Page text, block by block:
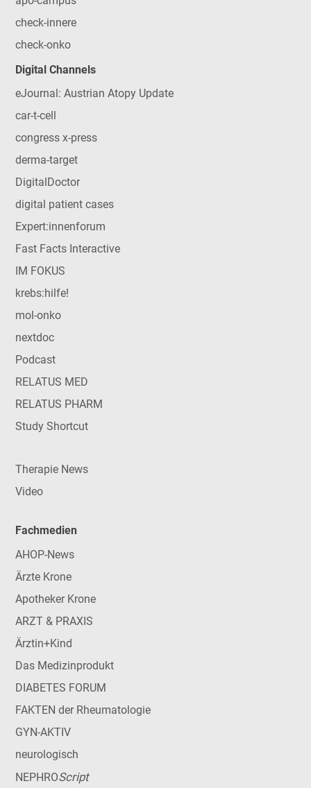
check-innere
check-onko
Digital Channels
eJournal: Austrian Atopy Update
car-t-cell
congress x-press
derma-target
DigitalDoctor
digital patient cases
Expert:innenforum
Fast Facts Interactive
IM FOKUS
krebs:hilfe!
mol-onko
nextdoc
Podcast
RELATUS MED
RELATUS PHARM
Study Shortcut
Therapie News
Video
Fachmedien
AHOP-News
Ärzte Krone
Apotheker Krone
ARZT & PRAXIS
Ärztin+Kind
Das Medizinprodukt
DIABETES FORUM
FAKTEN der Rheumatologie
GYN-AKTIV
neurologisch
NEPHROScript